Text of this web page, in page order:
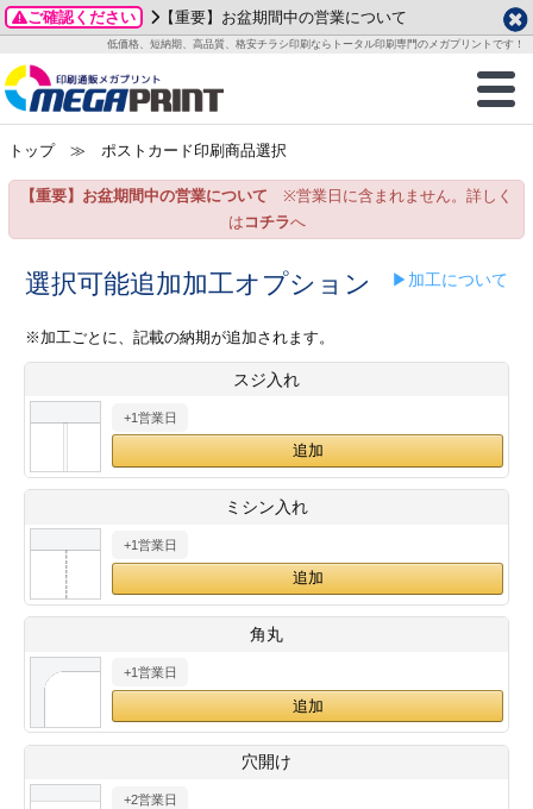
ご確認ください 【重要】お盆期間中の営業について
低価格、短納期、高品質、格安チラシ印刷ならトータル印刷専門のメガプリントです！
商品一覧
グッズ
ステッカー
ックカード印刷
業ツール印刷
＆盛り上げ印刷
ご利用ガイド
お客様へ
いて
方法
/送料について
刷
カード印刷
ックカード名刺
ムカード
型マル型印刷
ード印刷
刷
印刷
印刷
データ作成ガイド
成前に
ガイド
加工指示ガイド
テンプレート
ード印刷
名刺印刷
ックカード
ード印刷
形マル型
印刷
刷
一覧
わせ
り
プル請求
2026年 8月
月
火 水 木 金
土
1
3
4 5 6 7
8
15
24
25 26 27
29
土
1
2 3
9 10 11
12
14
15 16 17 18
19
26
28
29 30
・・休業日
トップ≫ ポストカード印刷商品選択
【重要】お盆期間中の営業について ※営業日に含まれません。詳しく
は コチラへ
選択可能追加加工オプション ▶加工について
※加工ごとに、記載の納期が追加されます。
スジ入れ
+1営業日
ミシン入れ
+1営業日
角丸
+1営業日
穴開け
+2営業日